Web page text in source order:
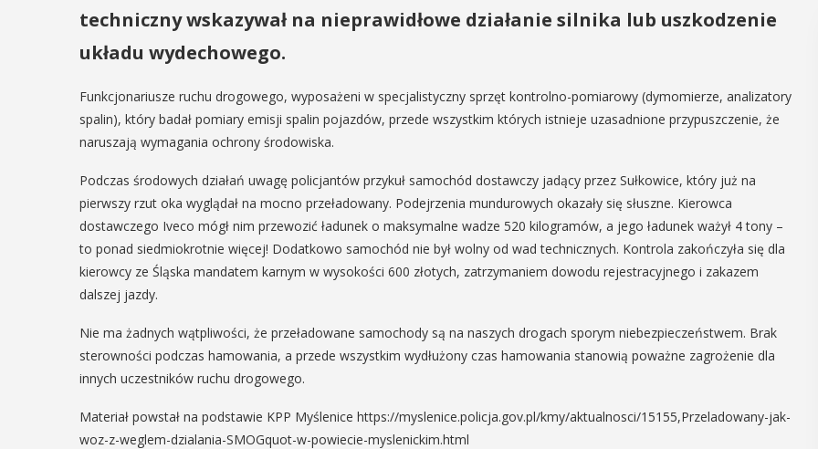
techniczny wskazywał na nieprawidłowe działanie silnika lub uszkodzenie
układu wydechowego.
Funkcjonariusze ruchu drogowego, wyposażeni w specjalistyczny sprzęt kontrolno-pomiarowy (dymomierze, analizatory
spalin), który badał pomiary emisji spalin pojazdów, przede wszystkim których istnieje uzasadnione przypuszczenie, że
naruszają wymagania ochrony środowiska.
Podczas środowych działań uwagę policjantów przykuł samochód dostawczy jadący przez Sułkowice, który już na
pierwszy rzut oka wyglądał na mocno przeładowany. Podejrzenia mundurowych okazały się słuszne. Kierowca
dostawczego Iveco mógł nim przewozić ładunek o maksymalne wadze 520 kilogramów, a jego ładunek ważył 4 tony –
to ponad siedmiokrotnie więcej! Dodatkowo samochód nie był wolny od wad technicznych. Kontrola zakończyła się dla
kierowcy ze Śląska mandatem karnym w wysokości 600 złotych, zatrzymaniem dowodu rejestracyjnego i zakazem
dalszej jazdy.
Nie ma żadnych wątpliwości, że przeładowane samochody są na naszych drogach sporym niebezpieczeństwem. Brak
sterowności podczas hamowania, a przede wszystkim wydłużony czas hamowania stanowią poważne zagrożenie dla
innych uczestników ruchu drogowego.
Materiał powstał na podstawie KPP Myślenice https://myslenice.policja.gov.pl/kmy/aktualnosci/15155,Przeladowany-jak-
woz-z-weglem-dzialania-SMOGquot-w-powiecie-myslenickim.html
29
SIERPIEŃ
08:00 - 18:00
12 16:00 - 17:30
Spotkanie